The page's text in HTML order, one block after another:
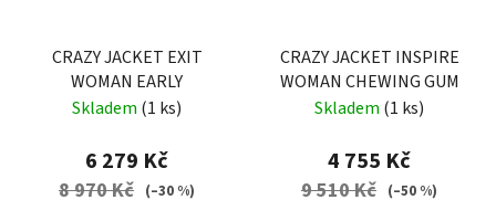
CRAZY JACKET EXIT
WOMAN EARLY
Skladem (1 ks)
6 279 Kč
8 970 Kč (–30 %)
CRAZY JACKET INSPIRE
WOMAN CHEWING GUM
Skladem (1 ks)
4 755 Kč
9 510 Kč (–50 %)